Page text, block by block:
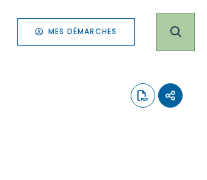
MES DÉMARCHES